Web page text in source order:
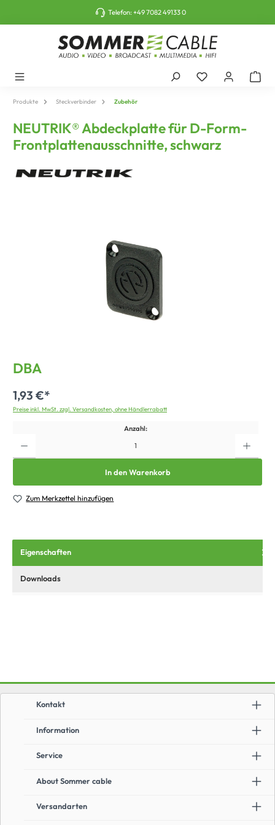
Telefon:+49 7082 49133 0
Produkte Steckverbinder Zubehör
NEUTRIK® Abdeckplatte für D-Form-
Frontplattenausschnitte, schwarz
DBA
1,93 €*
Preise inkl. MwSt. zzgl. Versandkosten, ohne Händlerrabatt
Anzahl:
In den Warenkorb
Zum Merkzettel hinzufügen
Eigenschaften
Downloads
Information
Service
About Sommer cable
Versandarten
Kontakt